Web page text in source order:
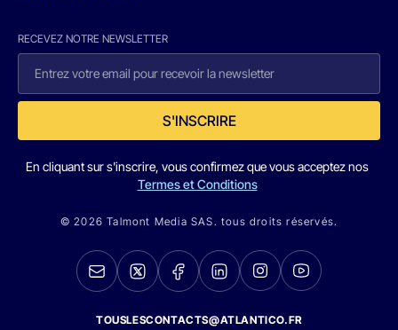
RECEVEZ NOTRE NEWSLETTER
S'INSCRIRE
En cliquant sur s'inscrire, vous confirmez que vous acceptez nos
Termes et Conditions
© 2026 Talmont Media SAS. tous droits réservés.
TOUSLESCONTACTS@ATLANTICO.FR